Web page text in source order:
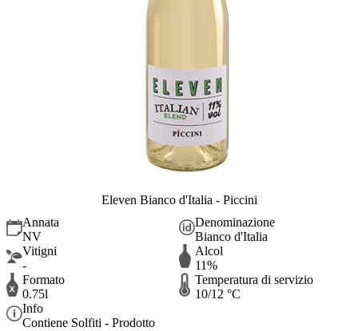
Eleven Bianco d'Italia - Piccini
Annata
NV
Denominazione
Bianco d'Italia
Vitigni
-
Alcol
11%
Formato
0.75l
Temperatura di servizio
10/12 °C
Info
Contiene Solfiti - Prodotto